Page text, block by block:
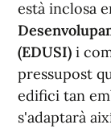
està inclosa
(EDUSI) i
pressupost
edifici tan
s'adaptarà